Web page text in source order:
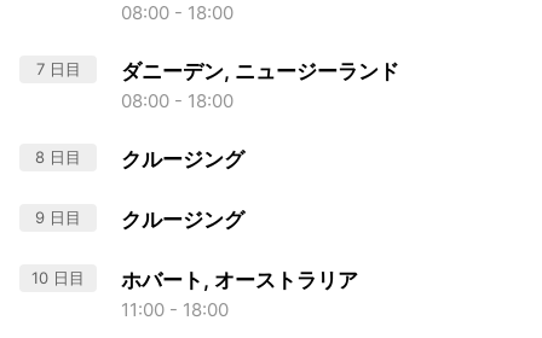
08:00 - 18:00
7 日目 ダニーデン, ニュージーランド
08:00 - 18:00
8 日目 クルージング
9 日目 クルージング
10 日目 ホバート, オーストラリア
11:00 - 18:00